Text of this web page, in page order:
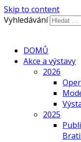
Skip to content
Vyhledávání
DOMŮ
Akce a výstavy
2026
2025